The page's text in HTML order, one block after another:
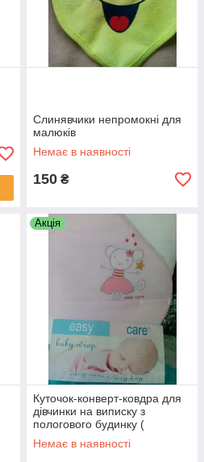
Слинявчики непромокні для
малюків
Немає в наявності
150 ₴
Акція
Куточок-конверт-ковдра для
дівчинки на виписку з
пологового будинку (
Польща)
Немає в наявності